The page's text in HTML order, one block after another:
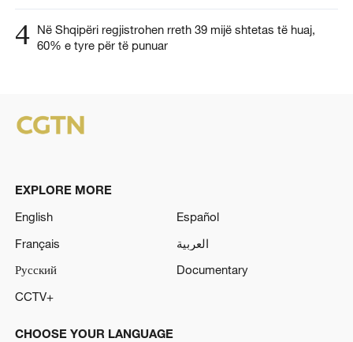
4 Në Shqipëri regjistrohen rreth 39 mijë shtetas të huaj,
60% e tyre për të punuar
EXPLORE MORE
English
Español
Français
العربية
Русский
Documentary
CCTV+
CHOOSE YOUR LANGUAGE